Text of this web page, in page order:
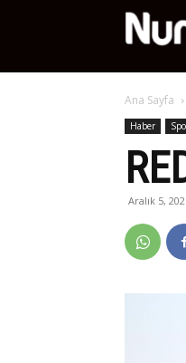
Ana Sayfa
Haber
Aralık 5,